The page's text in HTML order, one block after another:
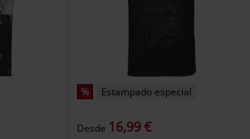
% Estampado especial
Desde 16,99 €